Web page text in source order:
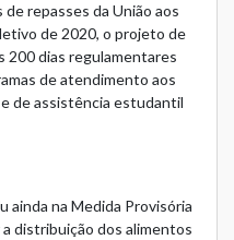
repasses da União aos
de 2020, o projeto de
200 dias regulamentares
de atendimento aos
de assistência estudantil
ainda na Medida Provisória
distribuição dos alimentos